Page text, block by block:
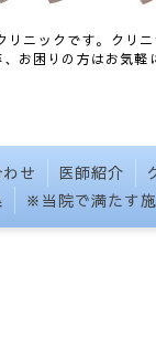
ニックです。クリニ
お困りの方はお気軽
せ 医師紹介
※当院で満たす